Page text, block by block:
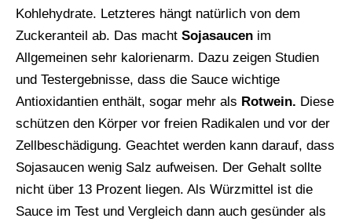
Kohlehydrate. Letzteres hängt natürlich von dem
Zuckeranteil ab. Das macht Sojasaucen im
Allgemeinen sehr kalorienarm. Dazu zeigen Studien
und Testergebnisse, dass die Sauce wichtige
Antioxidantien enthält, sogar mehr als Rotwein. Diese
schützen den Körper vor freien Radikalen und vor der
Zellbeschädigung. Geachtet werden kann darauf, dass
Sojasaucen wenig Salz aufweisen. Der Gehalt sollte
nicht über 13 Prozent liegen. Als Würzmittel ist die
Sauce im Test und Vergleich dann auch gesünder als